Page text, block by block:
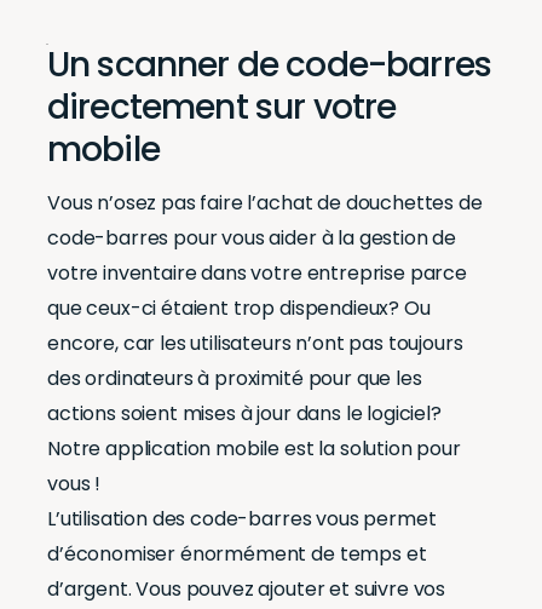
Un scanner de code-barres
directement sur votre
mobile
Vous n’osez pas faire l’achat de douchettes de
code-barres pour vous aider à la gestion de
votre inventaire dans votre entreprise parce
que ceux-ci étaient trop dispendieux? Ou
encore, car les utilisateurs n’ont pas toujours
des ordinateurs à proximité pour que les
actions soient mises à jour dans le logiciel?
Notre application mobile est la solution pour
vous !
L’utilisation des code-barres vous permet
d’économiser énormément de temps et
d’argent. Vous pouvez ajouter et suivre vos